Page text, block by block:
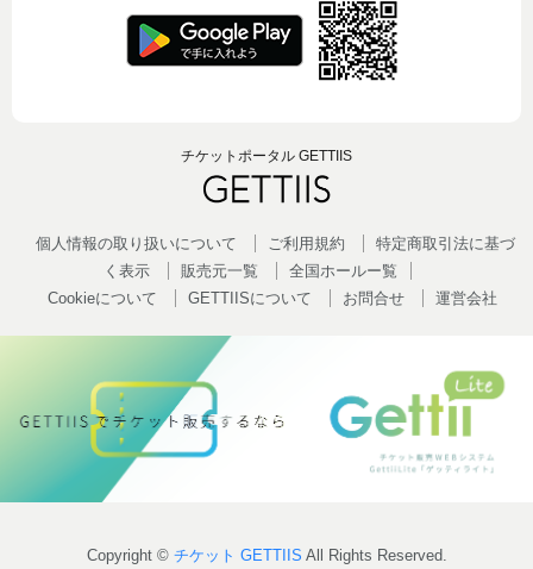
チケットポータル GETTIIS
個人情報の取り扱いについて ご利用規約
特定商取引法に基づ
く表示
販売元一覧
全国ホールー覧
Cookieについて
GETTIISについて お問合せ 運営会社
Copyright © チケット GETTIIS All Rights Reserved.